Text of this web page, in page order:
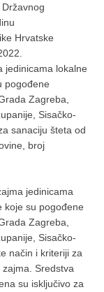
Hrvatske
jedinicama lokalne
pogođene
Zagreba,
Sisačko-
sanaciju šteta od
broj
jedinicama
koje su pogođene
Zagreba,
Sisačko-
način i kriteriji za
Sredstva
su isključivo za